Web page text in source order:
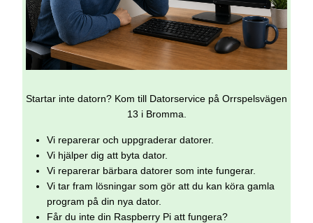
Startar inte datorn? Kom till Datorservice på Orrspelsvägen
13 i Bromma.
Vi reparerar och uppgraderar datorer.
Vi hjälper dig att byta dator.
Vi reparerar bärbara datorer som inte fungerar.
Vi tar fram lösningar som gör att du kan köra gamla
program på din nya dator.
Får du inte din Raspberry Pi att fungera?